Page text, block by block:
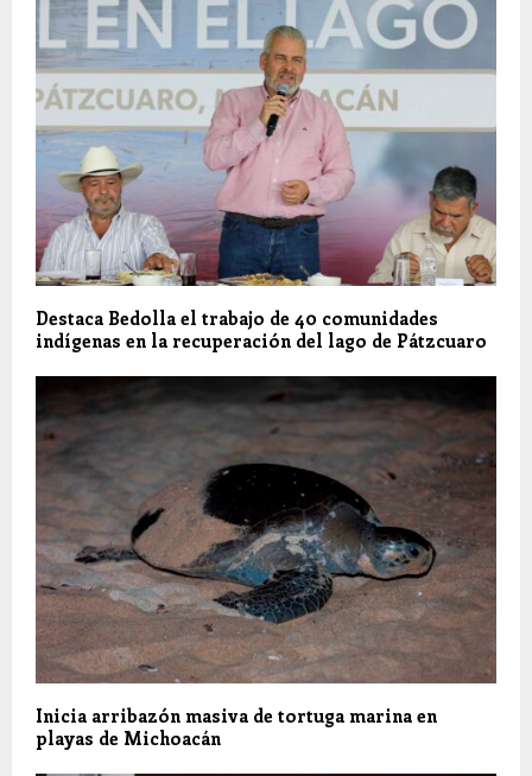
Destaca Bedolla el trabajo de 40 comunidades
indígenas en la recuperación del lago de Pátzcuaro
Inicia arribazón masiva de tortuga marina en
playas de Michoacán